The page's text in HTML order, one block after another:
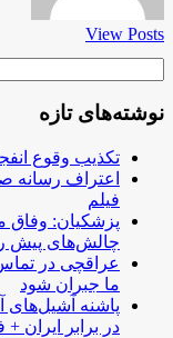
View Posts
نوشته‌های تازه
تکذیب وقوع
اعتراف رسانه
فیلم
پزشکیان: وفاق
چالش‌های پیش
عراقچی در
ما جبران شود
پاشنه آشیل‌های
در برابر ایران +